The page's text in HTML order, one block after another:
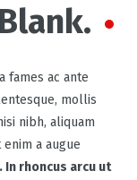
fames ac ante
mollis
nibh, aliquam
a augue
rhoncus arcu ut